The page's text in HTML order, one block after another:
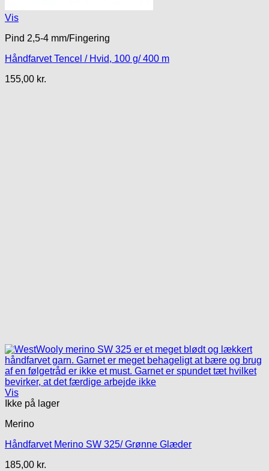
Vis
Pind 2,5-4 mm/Fingering
Håndfarvet Tencel / Hvid, 100 g/ 400 m
155,00 kr.
Vis
Ikke på lager
Merino
Håndfarvet Merino SW 325/ Grønne Glæder
185,00 kr.